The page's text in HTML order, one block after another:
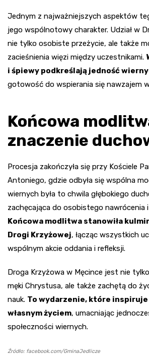
Jednym z najważniejszych aspektów
jego wspólnotowy charakter. Udział w
nie tylko osobiste przeżycie, ale także
zacieśnienia więzi między uczestnikami.
i śpiewy podkreślają jedność
gotowość do wspierania się nawzajem
Końcowa
znaczenie
Procesja zakończyła się przy Kościele
Antoniego, gdzie odbyła się wspólna
wiernych była to chwila głębokiego
zachęcająca do osobistego nawrócenia i
Końcowa modlitwa stanowiła
Drogi Krzyżowej, łącząc wszystkich
wspólnym akcie oddania i refleksji.
Droga Krzyżowa w Męcince jest nie
męki Chrystusa, ale także zachętą do
nauk. To wydarzenie, które
własnym życiem, umacniając
społeczności wiernych.
Źródło: facebook.com/GminaJedlicze